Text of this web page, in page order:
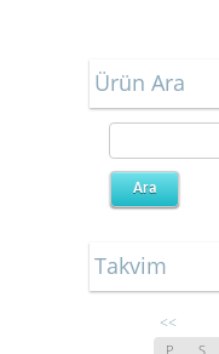
Ürün Ara
Takvim
<<
P S